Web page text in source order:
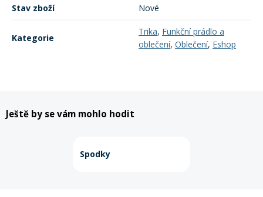
Stav zboží Nové
Kategorie
Trika, Funkční prádlo a
oblečení, Oblečení, Eshop
Ještě by se vám mohlo hodit
Spodky